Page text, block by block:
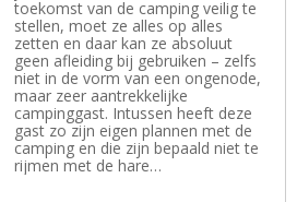
toekomst van de camping veilig te
stellen, moet ze alles op alles
zetten en daar kan ze absoluut
geen afleiding bij gebruiken – zelfs
niet in de vorm van een ongenode,
maar zeer aantrekkelijke
campinggast. Intussen heeft deze
gast zo zijn eigen plannen met de
camping en die zijn bepaald niet te
rijmen met de hare…